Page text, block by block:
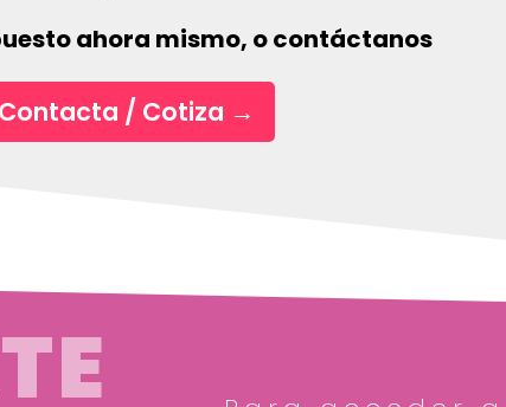
ahora mismo, o contáctanos
Contacta / Cotiza →